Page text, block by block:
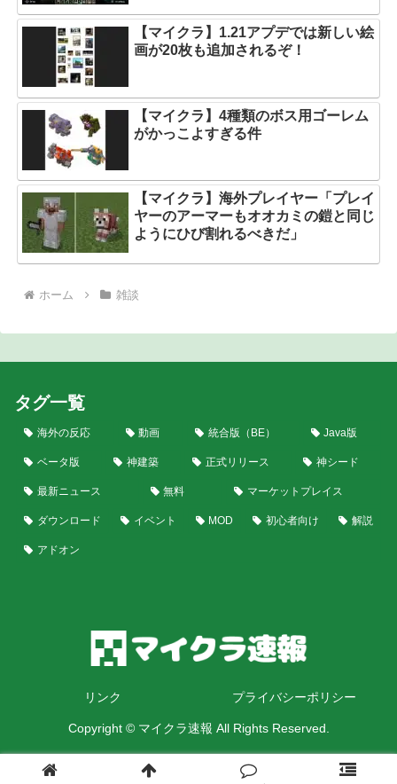
【マイクラ】1.21アプデでは新しい絵
画が20枚も追加されるぞ！
【マイクラ】4種類のボス用ゴーレム
がかっこよすぎる件
【マイクラ】海外プレイヤー「プレイ
ヤーのアーマーもオオカミの鎧と同じ
ようにひび割れるべきだ」
ホーム 雑談
タグ一覧
海外の反応 動画 統合版（BE） Java版
ベータ版 神建築 正式リリース 神シード
最新ニュース 無料 マーケットプレイス
ダウンロード イベント MOD 初心者向け 解説
アドオン
リンク プライバシーポリシー
Copyright © マイクラ速報 All Rights Reserved.